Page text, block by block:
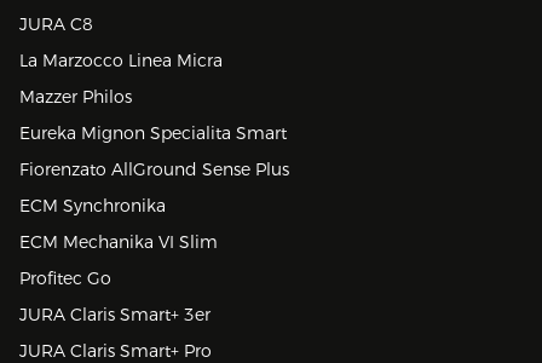
JURA C8
La Marzocco Linea Micra
Mazzer Philos
Eureka Mignon Specialita Smart
Fiorenzato AllGround Sense Plus
ECM Synchronika
ECM Mechanika VI Slim
Profitec Go
JURA Claris Smart+ 3er
JURA Claris Smart+ Pro